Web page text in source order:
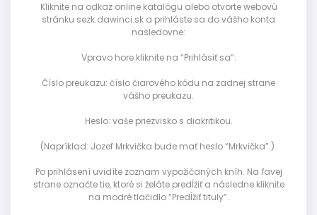
Kliknite na odkaz online katalógu alebo otvorte webovú
stránku sezk.dawinci.sk a prihláste sa do vášho konta
nasledovne:
Vpravo hore kliknite na “Prihlásiť sa”:
Číslo preukazu: číslo čiarového kódu na zadnej strane
vášho preukazu.
Heslo: vaše priezvisko s diakritikou.
(Napríklad: Jozef Mrkvička bude mať heslo “Mrkvička”.).
Po prihlásení uvidíte zoznam vypožičaných kníh. Na ľavej
strane označte tie, ktoré si želáte predĺžiť a následne kliknite
na modré tlačidlo “Predĺžiť tituly”.